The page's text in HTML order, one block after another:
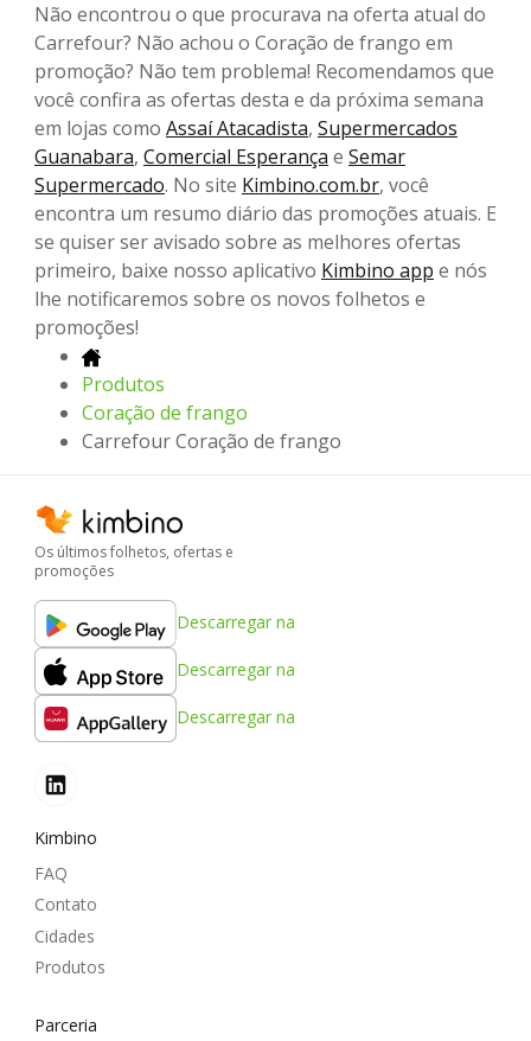
Não encontrou o que procurava na oferta atual do
Carrefour? Não achou o Coração de frango em
promoção? Não tem problema! Recomendamos que
você confira as ofertas desta e da próxima semana
em lojas como Assaí Atacadista, Supermercados
Guanabara, Comercial Esperança e Semar
Supermercado. No site Kimbino.com.br, você
encontra um resumo diário das promoções atuais. E
se quiser ser avisado sobre as melhores ofertas
primeiro, baixe nosso aplicativo Kimbino app e nós
lhe notificaremos sobre os novos folhetos e
promoções!
Produtos
Coração de frango
Carrefour Coração de frango
Os últimos folhetos, ofertas e
promoções
Descarregar na
Descarregar na
Descarregar na
Kimbino
FAQ
Contato
Cidades
Produtos
Parceria